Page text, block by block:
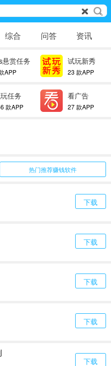
综合 问答 资讯
悬赏任务
APP
试玩新秀
23 款APP
任务
款APP
看广告
27 款APP
热门推荐赚钱软件
下载
下载
下载
下载
下载